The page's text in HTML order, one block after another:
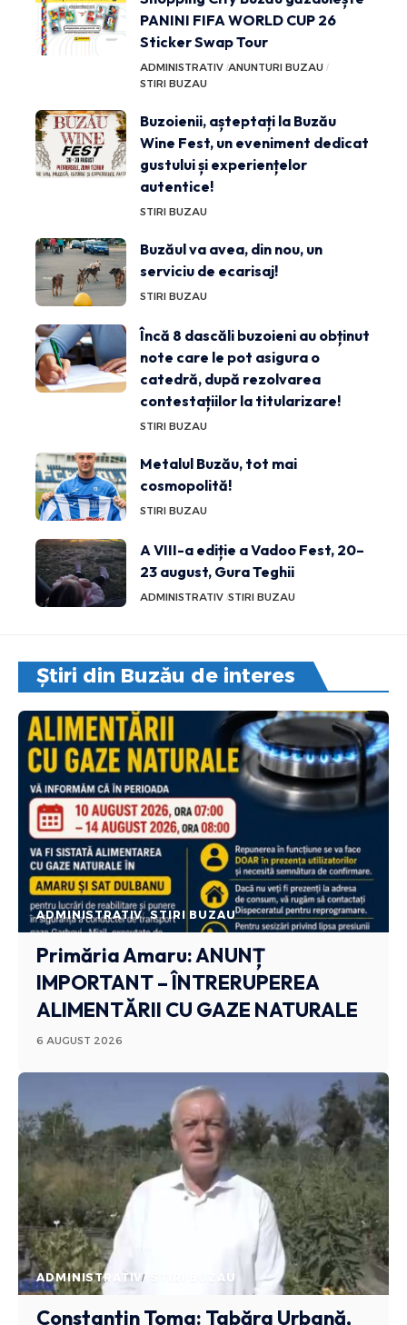
PANINI FIFA WORLD CUP 26
Sticker Swap Tour
ADMINISTRATIV ANUNTURI BUZAU
STIRI BUZAU
Buzoienii, așteptați la Buzău
Wine Fest, un eveniment dedicat
gustului și experiențelor
autentice!
STIRI BUZAU
Buzăul va avea, din nou, un
serviciu de ecarisaj!
STIRI BUZAU
Încă 8 dascăli buzoieni au obținut
note care le pot asigura o
catedră, după rezolvarea
contestațiilor la titularizare!
STIRI BUZAU
Metalul Buzău, tot mai
cosmopolită!
STIRI BUZAU
A VIII-a ediție a Vadoo Fest, 20–
23 august, Gura Teghii
ADMINISTRATIV STIRI BUZAU
Știri din Buzău de interes
ADMINISTRATIV STIRI BUZAU
Primăria Amaru: ANUNȚ
IMPORTANT – ÎNTRERUPEREA
ALIMENTĂRII CU GAZE NATURALE
6 AUGUST 2026
ADMINISTRATIV STIRI BUZAU
Constantin Toma: Tabăra Urbană,